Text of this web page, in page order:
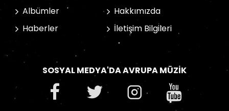
Albümler
Haberler
Hakkımızda
İletişim Bilgileri
SOSYAL MEDYA'DA AVRUPA MÜZIK